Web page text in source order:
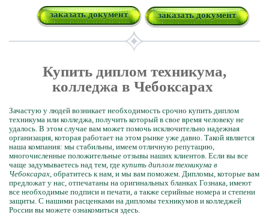
заказать документ заказать документ
Купить диплом техникума,
колледжа в Чебоксарах
Зачастую у людей возникает необходимость срочно купить диплом
техникума или колледжа, получить который в свое время человеку не
удалось. В этом случае вам может помочь исключительно надежная
организация, которая работает на этом рынке уже давно. Такой является
наша компания: мы стабильны, имеем отличную репутацию,
многочисленные положительные отзывы наших клиентов. Если вы все
чаще задумываетесь над тем, где купить диплом техникума в
Чебоксарах, обратитесь к нам, и мы вам поможем. Дипломы, которые вам
предложат у нас, отпечатаны на оригинальных бланках Гознака, имеют
все необходимые подписи и печати, а также серийные номера и степени
защиты. С нашими расценками на дипломы техникумов и колледжей
России вы можете ознакомиться здесь.